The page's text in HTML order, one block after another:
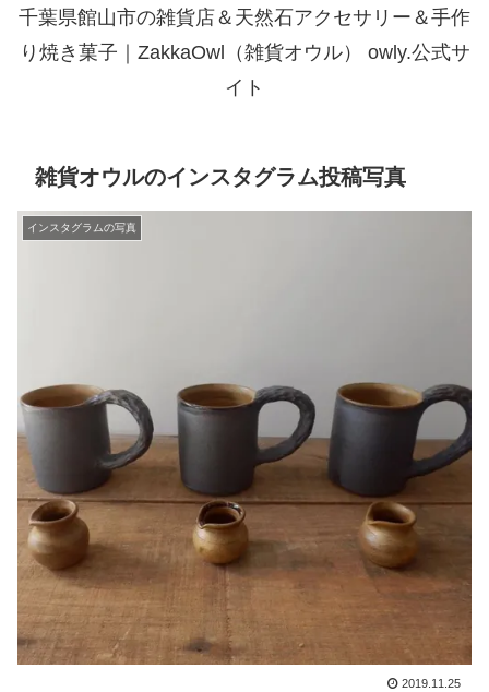
千葉県館山市の雑貨店＆天然石アクセサリー＆手作
り焼き菓子｜ZakkaOwl（雑貨オウル） owly.公式サ
イト
雑貨オウルのインスタグラム投稿写真
インスタグラムの写真
2019.11.25